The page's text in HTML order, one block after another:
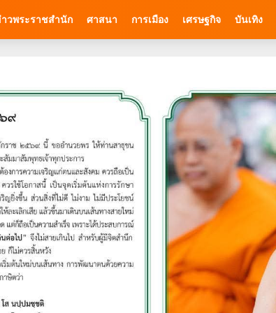
วพระราชสำนัก ศาสนา การเมือง เศรษฐกิจ บันเทิง